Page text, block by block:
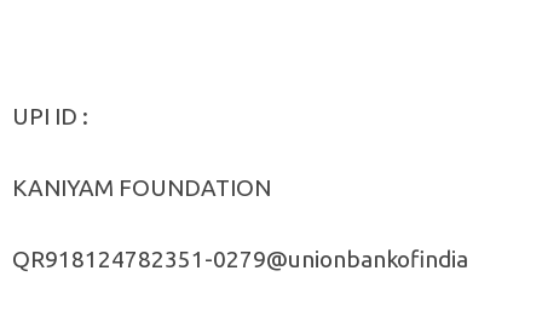
UPI ID :
KANIYAM FOUNDATION
QR918124782351-0279@unionbankofindia